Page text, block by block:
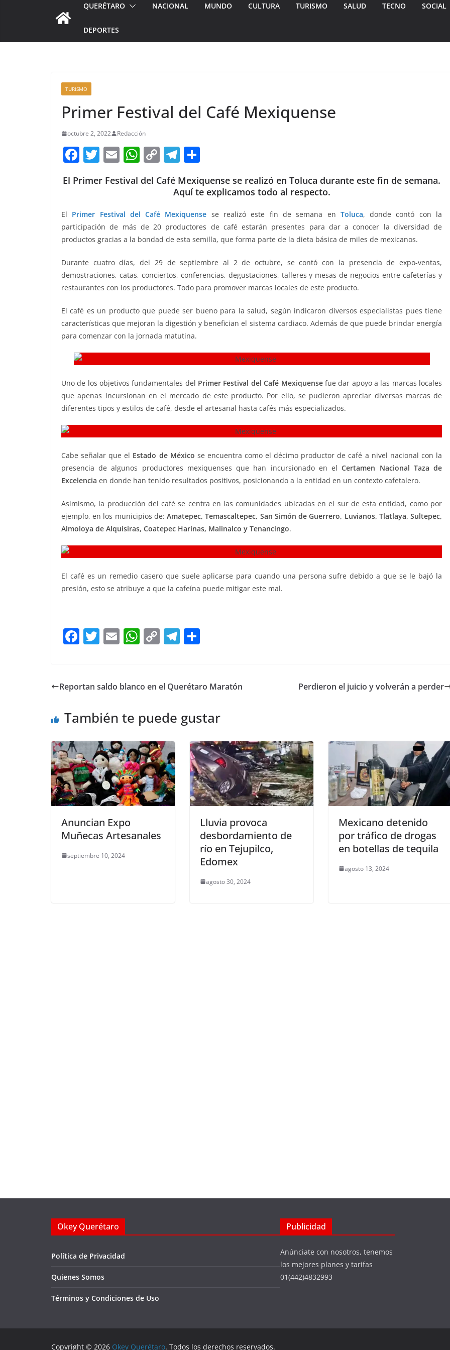
QUERÉTARO NACIONAL MUNDO CULTURA TURISMO SALUD TECNO SOCIAL
DEPORTES
TURISMO
Primer Festival del Café Mexiquense
octubre 2, 2022 Redacción
F
c
b
o
k
T
itt
E
ai
W
at
A
p
C
p
Li
n
T
e
gr
a
m
ar
e
El Primer Festival del Café Mexiquense se realizó en Toluca durante este fin de semana.
Aquí te explicamos todo al respecto.
El Primer Festival del Café Mexiquense se realizó este fin de semana en Toluca, donde contó con la
participación de más de 20 productores de café estarán presentes para dar a conocer la diversidad de
productos gracias a la bondad de esta semilla, que forma parte de la dieta básica de miles de mexicanos.
Durante cuatro días, del 29 de septiembre al 2 de octubre, se contó con la presencia de expo-ventas,
demostraciones, catas, conciertos, conferencias, degustaciones, talleres y mesas de negocios entre cafeterías y
restaurantes con los productores. Todo para promover marcas locales de este producto.
El café es un producto que puede ser bueno para la salud, según indicaron diversos especialistas pues tiene
características que mejoran la digestión y benefician el sistema cardiaco. Además de que puede brindar energía
para comenzar con la jornada matutina.
Uno de los objetivos fundamentales del Primer Festival del Café Mexiquensefue dar apoyo a las marcas locales
que apenas incursionan en el mercado de este producto. Por ello, se pudieron apreciar diversas marcas de
diferentes tipos y estilos de café, desde el artesanal hasta cafés más especializados.
Cabe señalar que el Estado de México se encuentra como el décimo productor de café a nivel nacional con la
presencia de algunos productores mexiquenses que han incursionado en elCertamen Nacional Taza de
Excelencia en donde han tenido resultados positivos, posicionando a la entidad en un contexto cafetalero.
Asimismo, la producción del café se centra en las comunidades ubicadas en el sur de esta entidad, como por
ejemplo, en los municipios de:Amatepec, Temascaltepec, San Simón de Guerrero, Luvianos, Tlatlaya, Sultepec,
Almoloya de Alquisiras, Coatepec Harinas, Malinalco y Tenancingo.
El café es un remedio casero que suele aplicarse para cuando una persona sufre debido a que se le bajó la
presión, esto se atribuye a que la cafeína puede mitigar este mal.
F
a
e
o
k
T
w
er
E
m
l
W
h
s
p
p
C
o
y
n
T
el
gr
m
e
Reportan saldo blanco en el Querétaro Maratón Perdieron el juicio y volverán a perder
También te puede gustar
Anuncian Expo
Muñecas Artesanales
septiembre 10, 2024
Lluvia provoca
desbordamiento de
río en Tejupilco,
Edomex
agosto 30, 2024
Mexicano detenido
por tráfico de drogas
en botellas de tequila
agosto 13, 2024
Okey Querétaro
Política de Privacidad
Quienes Somos
Términos y Condiciones de Uso
Publicidad
Anúnciate con nosotros, tenemos
los mejores planes y tarifas
01(442)4832993
Copyright © 2026 Okey Querétaro. Todos los derechos reservados.